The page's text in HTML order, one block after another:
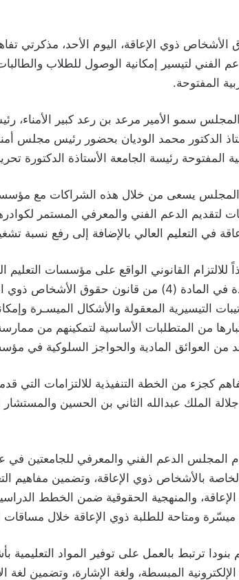
ذوي الإعاقة، اليوم الأحد، مذكرتي
الفني لتيسير إمكانية الوصول للطلاب
المفتوحة.
سمو الأمير مرعد بن رعد كبير الأمناء،
الدكتور محمد الوديان بحضور رئيس مجلس
المفتوحة رئيسة الجامعة الأستاذة الدكتورة
يسعى من خلال هذه الشراكات مع مؤسسات
لتقديم الدعم الفني والمعرفي المستمر
في التعليم العالي بالإضافة إلى رفع نسبة
التيسيرية المعقولة والأشكال الميسـرة
من المتطلبات الأساسية لتمكينهم من
من العوائق المادية والحواجز السلوكية في
كجزء من الخطة التنفيذية للالتزامات التي
الدعم الفني والمعرفي للجامعتين في
بالأشخاص ذوي الإعاقة، وتضمين مفاهيم
والمنهجية الحقوقية ضمن الخطط
ميسّرة ومتاحة للطلبة ذوي الإعاقة خلال مساقات
ترتبط بالعمل على توفير المواد التعليمية
المبسطة، ولغة الإشارة، وتضمين لغة